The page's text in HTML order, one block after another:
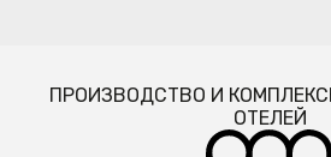
ПРОИЗВОДСТВО И
ОТЕЛЕЙ